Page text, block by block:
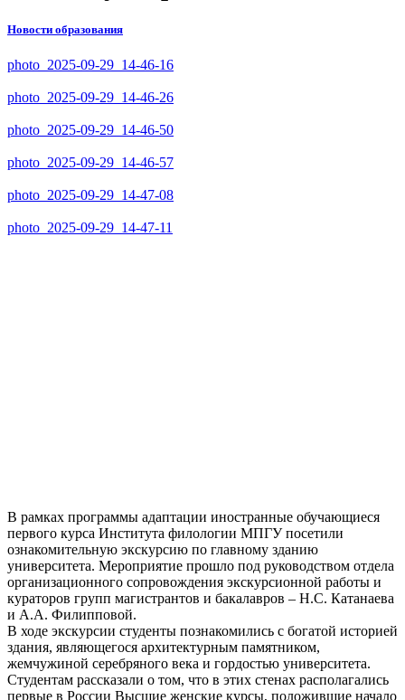
Новости образования
photo_2025-09-29_14-46-16
photo_2025-09-29_14-46-26
photo_2025-09-29_14-46-50
photo_2025-09-29_14-46-57
photo_2025-09-29_14-47-08
photo_2025-09-29_14-47-11
В рамках программы адаптации иностранные обучающиеся
первого курса Института филологии МПГУ посетили
ознакомительную экскурсию по главному зданию
университета. Мероприятие прошло под руководством отдела
организационного сопровождения экскурсионной работы и
кураторов групп магистрантов и бакалавров – Н.С. Катанаева
и А.А. Филипповой.
В ходе экскурсии студенты познакомились с богатой историей
здания, являющегося архитектурным памятником,
жемчужиной серебряного века и гордостью университета.
Студентам рассказали о том, что в этих стенах располагались
первые в России Высшие женские курсы, положившие начало